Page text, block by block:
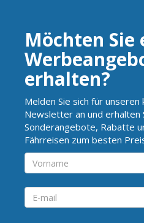
Möchten Sie
erhalten?
Melden Sie sich für unseren
Newsletter an und erhalten
Sonderangebote, Rabatte
Fährreisen zum besten